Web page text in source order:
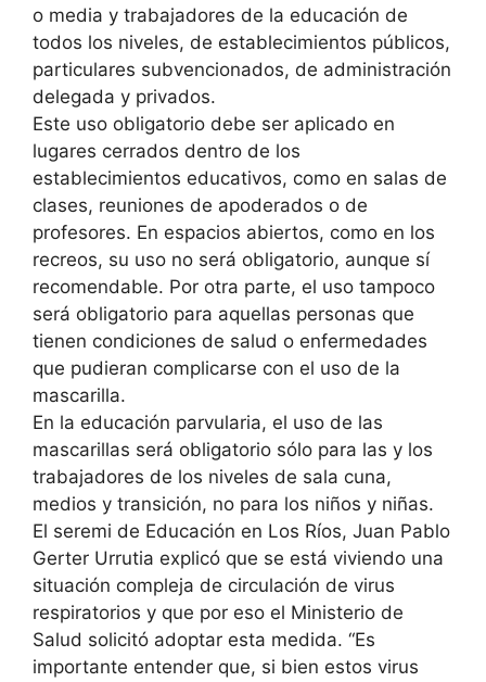
o media y trabajadores de la educación de
todos los niveles, de establecimientos públicos,
particulares subvencionados, de administración
delegada y privados.
Este uso obligatorio debe ser aplicado en
lugares cerrados dentro de los
establecimientos educativos, como en salas de
clases, reuniones de apoderados o de
profesores. En espacios abiertos, como en los
recreos, su uso no será obligatorio, aunque sí
recomendable. Por otra parte, el uso tampoco
será obligatorio para aquellas personas que
tienen condiciones de salud o enfermedades
que pudieran complicarse con el uso de la
mascarilla.
En la educación parvularia, el uso de las
mascarillas será obligatorio sólo para las y los
trabajadores de los niveles de sala cuna,
medios y transición, no para los niños y niñas.
El seremi de Educación en Los Ríos, Juan Pablo
Gerter Urrutia explicó que se está viviendo una
situación compleja de circulación de virus
respiratorios y que por eso el Ministerio de
Salud solicitó adoptar esta medida. “Es
importante entender que, si bien estos virus